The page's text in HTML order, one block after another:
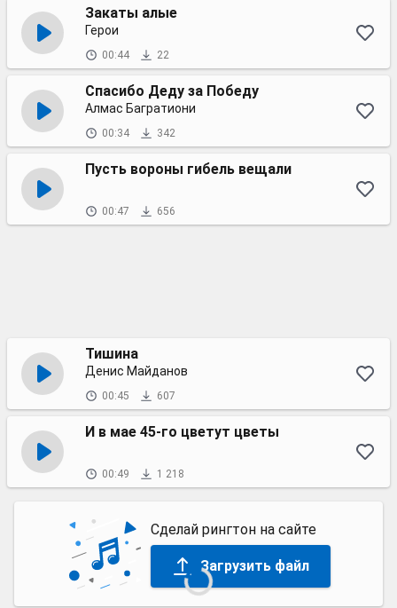
Закаты алые
Герои
00:44 22
Спасибо Деду за Победу
Алмас Багратиони
00:34 342
Пусть вороны гибель вещали
00:47 656
Тишина
Денис Майданов
00:45 607
И в мае 45-го цветут цветы
00:49 1 218
Сделай рингтон на сайте
Загрузить файл